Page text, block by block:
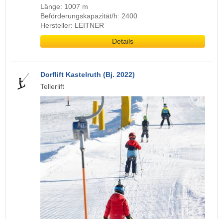
Länge: 1007 m
Beförderungskapazität/h: 2400
Hersteller: LEITNER
Details
Dorflift Kastelruth (Bj. 2022)
Tellerlift